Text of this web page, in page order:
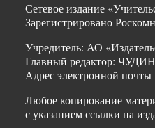
Сетевое издание
Зарегистрировано
Учредитель: АО
Главный редактор:
Адрес электронной
Любое копирование
с указанием ссылки на